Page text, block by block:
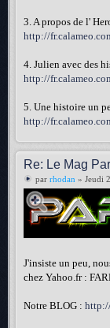
3. A propos de l'
http://
4. Julien avec des
http://
5. Une histoire un
http://
Re: Le Mag
par rhodan » Jeudi
J'insiste un peu,
chez Yahoo.fr :
Notre BLOG :